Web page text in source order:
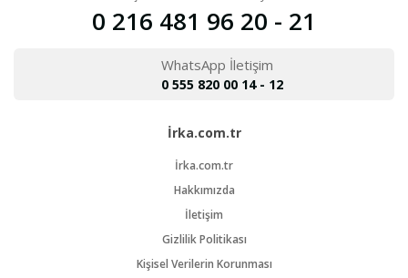
0 216 481 96 20 - 21
WhatsApp İletişim
0 555 820 00 14 - 12
İrka.com.tr
İrka.com.tr
Hakkımızda
İletişim
Gizlilik Politikası
Kişisel Verilerin Korunması